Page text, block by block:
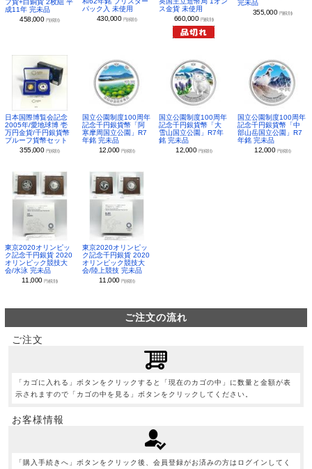
フ貨+白銅貨 2枚組 平
成11年 完未品
458,000 円(税別)
パック入 未使用
430,000 円(税別)
ス金貨 未使用
660,000 円(税別)
完未品
355,000 円(税別)
日本国際博覧会記念
2005年/愛地球博 壱
万円金貨/千円銀貨幣
プルーフ貨幣セット
355,000 円(税別)
国立公園制度100周年
記念千円銀貨幣「阿
寒摩周国立公園」R7
年銘 完未品
12,000 円(税別)
国立公園制度100周年
記念千円銀貨幣「大
雪山国立公園」R7年
銘 完未品
12,000 円(税別)
国立公園制度100周年
記念千円銀貨幣「中
部山岳国立公園」R7
年銘 完未品
12,000 円(税別)
東京2020オリンピッ
ク記念千円銀貨 2020
オリンピック競技大
会/水泳 完未品
11,000円(税別)
東京2020オリンピッ
ク記念千円銀貨 2020
オリンピック競技大
会/陸上競技 完未品
11,000 円(税別)
ご注文の流れ
ご注文
「カゴに入れる」ボタンをクリックすると「現在のカゴの中」に数量と金額が表
示されますので「カゴの中を見る」ボタンをクリックしてください。
お客様情報
「購入手続きへ」ボタンをクリック後、会員登録がお済みの方はログインしてく